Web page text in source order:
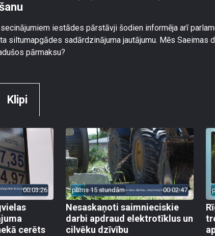
iestādes pārstāvji šodien informēja arī
siltumapgādes sadārdzinājuma jautājumu. Mēs Saeimas
pārmaksu?
Klipi
00:03:26
cerēts
pirms 15 stundām 00:02:47
Nesaskaņoti saimnieciskie
darbi apdraud elektrotīklus un
cilvēku dzīvību